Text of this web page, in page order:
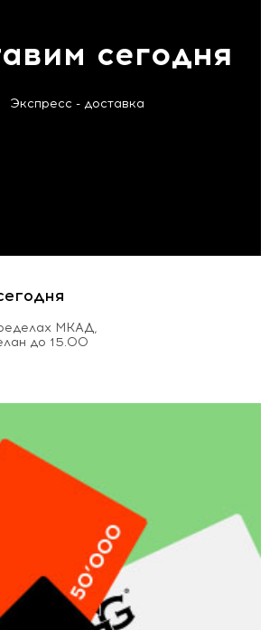
сегодня
Экспресс - доставка
МКАД,
до 15.00